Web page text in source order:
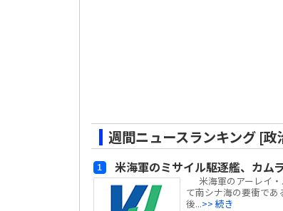
週間ニュースランキング [政
米海軍のミサイル駆逐艦、カム
米海軍のアーレイ
て南シナ海の要衝で
後...>> 続き